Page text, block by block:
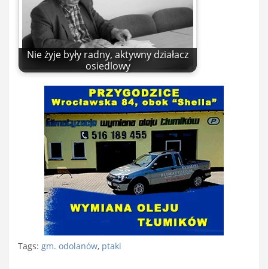
Nie żyje były radny, aktywny działacz
osiedlowy
Tags: gm. odolanów, ptaki